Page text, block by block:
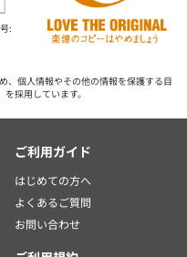
:
、個人情報やその他の情報を保護する目
採用しています。
ご利用ガイド
はじめての方へ
よくあるご質問
お問い合わせ